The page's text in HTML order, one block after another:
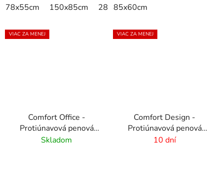
78x55cm 150x85cm 285x85cm
85x60cm
VIAC ZA MENEJ
Comfort Office -
Protiúnavová penová
rohož
Skladom
VIAC ZA MENEJ
Comfort Design -
Protiúnavová penová
rohož -personalizovaná
10 dní